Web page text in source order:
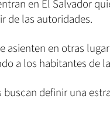
en El Salvador
de las autoridades.
asienten en otras
a los habitantes de
definir una